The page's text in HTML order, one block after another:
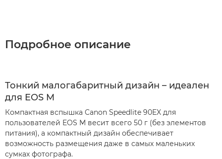
Подробное описание
Тонкий малогабаритный дизайн – идеален
для EOS M
Компактная вспышка Canon Speedlite 90EX для
пользователей EOS M весит всего 50 г (без элементов
питания), а компактный дизайн обеспечивает
возможность размещения даже в самых маленьких
сумках фотографа.